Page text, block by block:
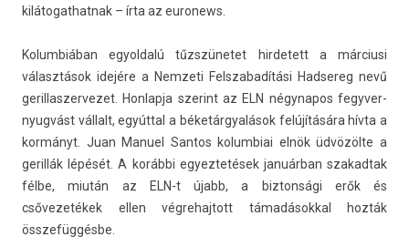
kilátogat­hatnak – írta az euronews.
Kolum­biában egyold­alú tűzszünetet hir­detett a már­ciusi
választások idejére a Nem­zeti Felszabadítási Had­sereg nevű
geril­laszer­vezet. Hon­lapja szerint az ELN négynapos fegyver­
nyug­vást vállalt, egyúttal a béketárgyalások felújítására hívta a
kormányt. Juan Manu­el San­tos kolum­biai elnök üdvözölte a
geril­lák lépését. A korábbi egyez­tetések januárban szakad­tak
félbe, miután az ELN-t újabb, a bi­zton­sági erők és
csővezetékek ellen vég­rehaj­tott támadásokk­al hozták
összefüggésbe.